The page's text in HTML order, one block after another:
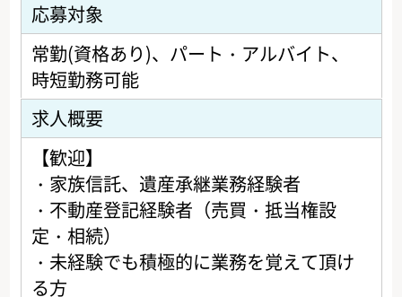
応募対象
常勤(資格あり)
パート・アルバイト
時短勤務可能
求人概要
【歓迎】
・家族信託、遺産承継業務経験者
・不動産登記経験者（売買・抵当権設
定・相続）
・未経験でも積極的に業務を覚えて頂け
る方